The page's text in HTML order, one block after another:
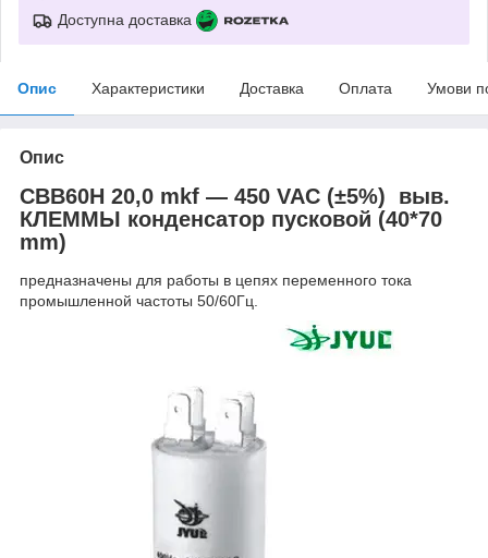
Доступна доставка
Опис Характеристики Доставка Оплата Умови
Опис
CBB60H 20,0 mkf ― 450 VAC (±5%) выв.
КЛЕММЫ конденсатор пусковой (40*70
mm)
предназначены для работы в цепях переменного тока
промышленной частоты 50/60Гц.